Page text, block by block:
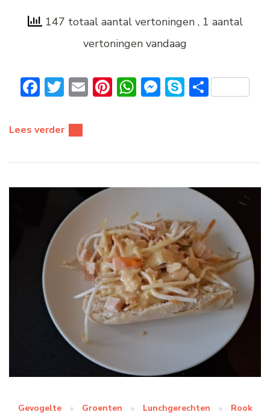
147 totaal aantal vertoningen , 1 aantal
vertoningen vandaag
Facebook
Twitter
EmailPinterest
WhatsApp
Messenger
Skype
Delen
Lees verder
Gevogelte Groenten Lunchgerechten Rook